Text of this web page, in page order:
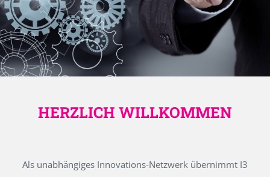
HERZLICH WILLKOMMEN
Als unabhängiges Innovations-Netzwerk übernimmt I3